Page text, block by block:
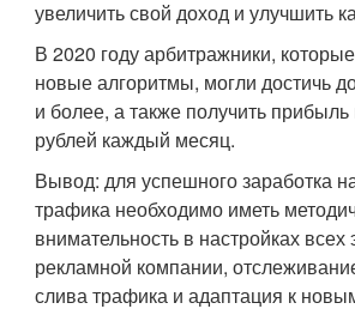
увеличить свой доход и улучшить
В 2020 году арбитражники,
новые алгоритмы, могли достичь
и более, а также получить
рублей каждый месяц.
Вывод: для успешного заработка
трафика необходимо иметь
внимательность в настройках всех
рекламной компании,
слива трафика и адаптация к